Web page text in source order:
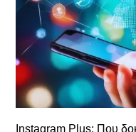
Instagram Plus: Που